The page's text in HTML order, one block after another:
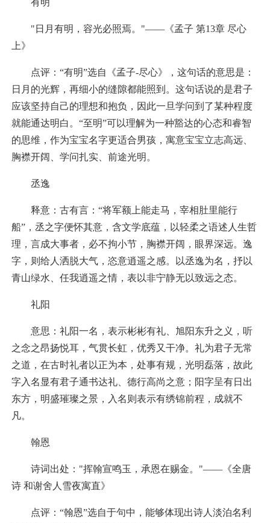
"日月有明，容光必照焉。"——《孟子 第13章 尽心
上》
点评：“有明”选自《孟子-尽心》，这句话的意思是：
日月的光辉，再细小的缝隙都能照到。这句话说的是君子
应该坚持自己的理想和抱负，因此一旦学问到了某种程度
就能通达明白。“至明”可以理解为一种豁达的心态和睿智
的思维，作为宝宝名字更适合男孩，寓意宝宝立志高远、
胸襟开阔、学问扎实、前途光明。
丞逸
释意：古有言：“将军额上能走马，宰相肚里能行
船”，丞之字便怀其意，含文学底蕴，以轻柔之语述人生哲
理，言成大事者，必不拘小节，胸襟开阔，眼界深远。逸
字，则给人洒脱大气，恣意逍遥之感。以丞逸为名，抒以
青山绿水、任我逍遥之情，表以非宁静无以致远之态。
礼阳
意思：礼阳一名，表示彬彬有礼、旭阳东升之义，听
之念之昂扬悦耳，气贯长虹，优秀又干净。礼为君子无常
之道，在古时礼者以正为本，处事有规，光明磊落，故此
字入名显有君子通书达礼、德行高尚之意；阳字呈有日出
东方，明盛璀璨之景，入名则表示有绣锦前程，成就不
凡。
翰恩
诗词出处："挥翰宣鸣玉，承恩在赐金。"——《全唐
诗 和谢舍人雪夜寓直》
点评：“翰恩”选自于句中，能够体现出诗人淡泊名利